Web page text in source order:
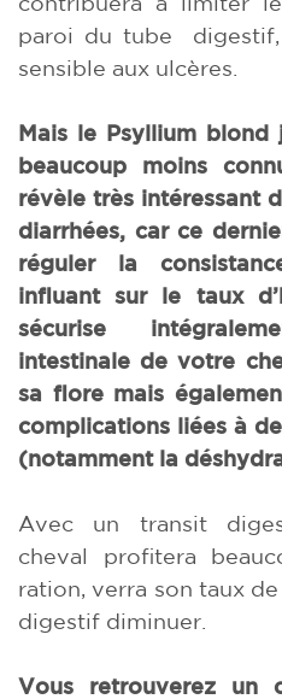
paroi du tube
sensible aux ulcères.
Mais le Psyllium blond
beaucoup moins
révèle très intéressant
diarrhées, car ce
réguler la
influant sur le taux
sécurise
intestinale de votre
sa flore mais
complications liées à
(notamment la
Avec un transit
cheval profitera
ration, verra son taux
digestif diminuer.
Vous retrouverez un